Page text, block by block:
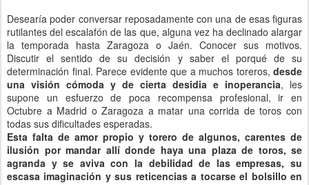
Desearía poder conversar reposadamente con una de esas figuras
rutilantes del escalafón de las que, alguna vez ha declinado alargar
la temporada hasta Zaragoza o Jaén. Conocer sus motivos.
Discutir el sentido de su decisión y saber el porqué de su
determinación final. Parece evidente que a muchos toreros, desde
una visión cómoda y de cierta desidia e inoperancia, les
supone un esfuerzo de poca recompensa profesional, ir en
Octubre a Madrid o Zaragoza a matar una corrida de toros con
todas sus dificultades esperadas.
Esta falta de amor propio y torero de algunos, carentes de
ilusión por mandar allí donde haya una plaza de toros, se
agranda y se aviva con la debilidad de las empresas, su
escasa imaginación y sus reticencias a tocarse el bolsillo en